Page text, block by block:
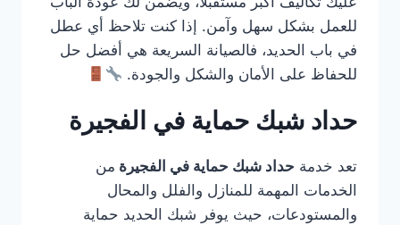
للعمل بشكل سهل وآمن. إذا كنت تلاحظ أي عطل
في باب الحديد، فالصيانة السريعة هي أفضل حل
للحفاظ على الأمان والشكل والجودة.
حداد شبك حماية في الفجيرة
تعد خدمة حداد شبك حماية في الفجيرة من
الخدمات المهمة للمنازل والفلل والمحال
والمستودعات، حيث يوفر شبك الحديد حماية